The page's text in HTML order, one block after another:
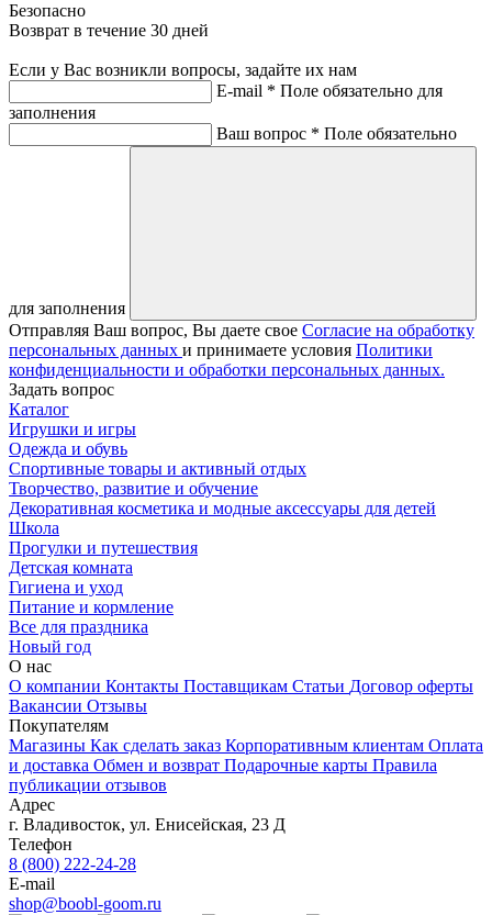
Безопасно
Возврат в течение 30 дней
Если у Вас возникли вопросы, задайте их нам
E-mail * Поле обязательно для
заполнения
Ваш вопрос * Поле обязательно
для заполнения
Отправляя Ваш вопрос, Вы даете свое Согласие на обработку
персональных данных и принимаете условия Политики
конфиденциальности и обработки персональных данных.
Задать вопрос
Каталог
Игрушки и игры
Одежда и обувь
Спортивные товары и активный отдых
Творчество, развитие и обучение
Декоративная косметика и модные аксессуары для детей
Школа
Прогулки и путешествия
Детская комната
Гигиена и уход
Питание и кормление
Все для праздника
Новый год
О нас
О компании Контакты Поставщикам Статьи Договор оферты
Вакансии Отзывы
Покупателям
Магазины Как сделать заказ Корпоративным клиентам Оплата
и доставка Обмен и возврат Подарочные карты Правила
публикации отзывов
Адрес
г. Владивосток, ул. Енисейская, 23 Д
Телефон
8 (800) 222-24-28
E-mail
shop@boobl-goom.ru